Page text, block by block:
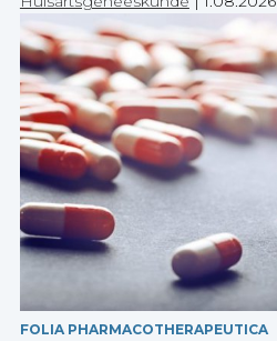
FOLIA PHARMACOTHERAPEUTICA